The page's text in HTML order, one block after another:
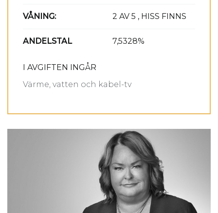
VÅNING: 2 AV 5 , HISS FINNS
ANDELSTAL 7,5328%
I AVGIFTEN INGÅR
Värme, vatten och kabel-tv